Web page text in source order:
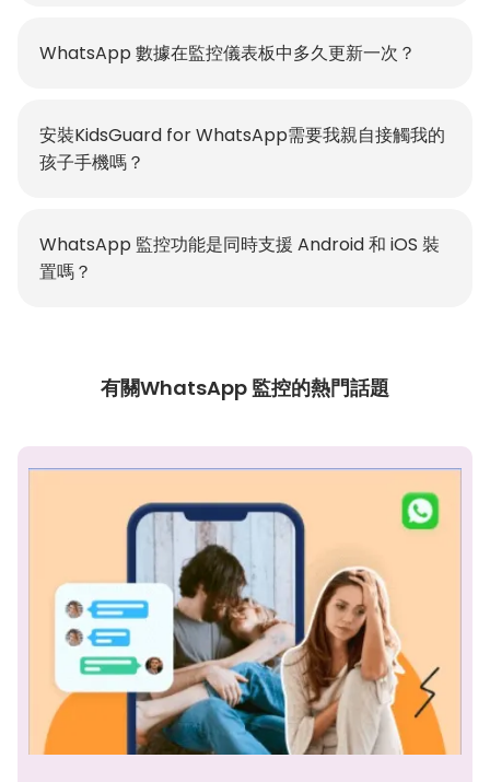
WhatsApp 數據在監控儀表板中多久更新一次？
安裝KidsGuard for WhatsApp需要我親自接觸我的
孩子手機嗎？
WhatsApp 監控功能是同時支援 Android 和 iOS 裝
置嗎？
有關WhatsApp 監控的熱門話題